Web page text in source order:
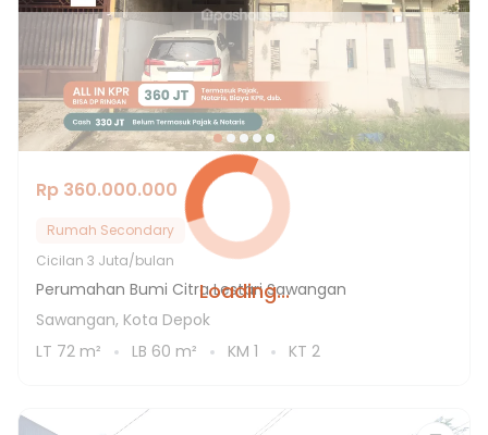
Loading...
Rp 360.000.000
Rumah Secondary
Cicilan 3 Juta/bulan
Perumahan Bumi Citra Lestari Sawangan
Sawangan, Kota Depok
LT 72 m² LB 60 m² KM 1 KT 2